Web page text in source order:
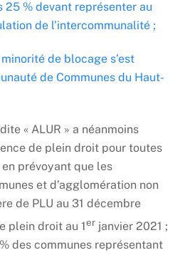
25 % devant représenter au
de l’intercommunalité ;
de blocage s’est
de Communes du Haut-
« ALUR » a néanmoins
de plein droit pour toutes
prévoyant que les
et d’agglomération non
de PLU au 31 décembre
plein droit au 1er janvier 2021 ;
des communes représentant